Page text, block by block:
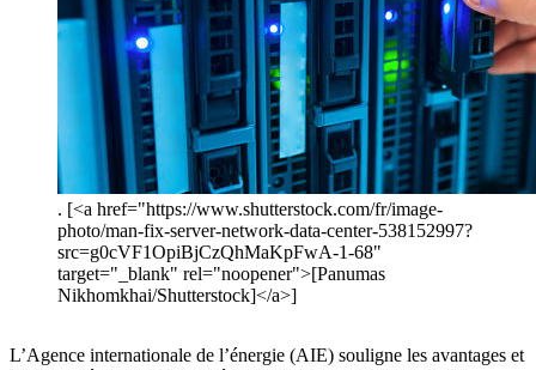
. [<a href="https://www.shutterstock.com/fr/image-
photo/man-fix-server-network-data-center-538152997?
src=g0cVF1OpiBjCzQhMaKpFwA-1-68"
target="_blank" rel="noopener">[Panumas
Nikhomkhai/Shutterstock]</a>]
L’Agence internationale de l’énergie (AIE) souligne les avantages et